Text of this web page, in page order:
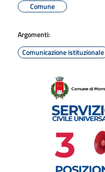
Comune
Argomenti:
Comunicazione istituzionale